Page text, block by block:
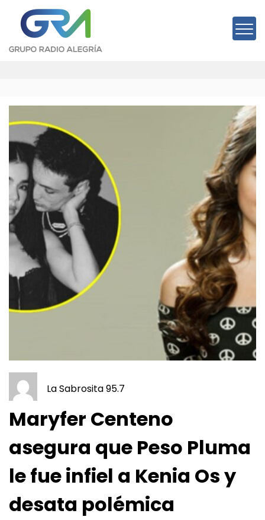
La Sabrosita 95.7
Maryfer Centeno
asegura que Peso Pluma
le fue infiel a Kenia Os y
desata polémica